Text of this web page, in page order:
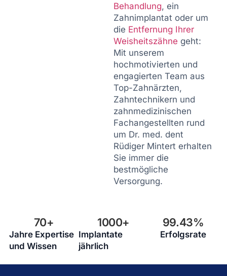
Behandlung, ein
Zahnimplantat oder um
die Entfernung Ihrer
Weisheitszähne geht:
Mit unserem
hochmotivierten und
engagierten Team aus
Top-Zahnärzten,
Zahntechnikern und
zahnmedizinischen
Fachangestellten rund
um Dr. med. dent
Rüdiger Mintert erhalten
Sie immer die
bestmögliche
Versorgung.
Jahre Expertise
und Wissen
70+
Implantate
jährlich
1000+
Erfolgsrate
99.43%